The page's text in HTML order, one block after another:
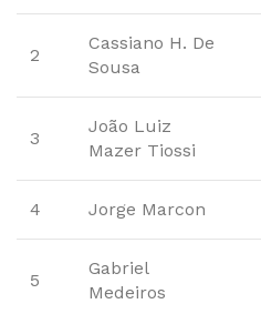
2
Cassiano H. De
Sousa
3
João Luiz
Mazer Tiossi
4 Jorge Marcon
5
Gabriel
Medeiros